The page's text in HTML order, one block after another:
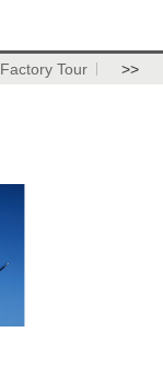
Factory Tour >>